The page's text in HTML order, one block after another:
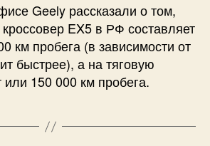
Geely рассказали о том,
кроссовер EX5 в РФ составляет
км пробега (в зависимости от
быстрее), а на тяговую
150 000 км пробега.